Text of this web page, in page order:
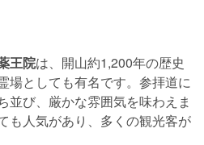
王院は、開山約1,200年の歴史
場としても有名です。参拝道に
並び、厳かな雰囲気を味わえま
も人気があり、多くの観光客が